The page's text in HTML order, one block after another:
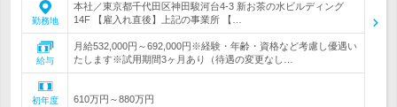
勤務地
本社／東京都千代田区神田駿河台4-3 新お茶の水ビルディング
14F 【雇入れ直後】上記の事業所 【…
給与
月給532,000円～692,000円※経験・年齢・資格など考慮し優遇い
たします※試用期間3ヶ月あり（待遇の変更なし…
初年度
610万円～880万円